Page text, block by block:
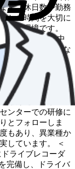
す。休日数や勤務
との時間を大切に
きる環境です。
ブランド力＞ 中
員として、強固な
スマホアプリ
連携したコミュ
、地域に根差した
験者も安心の教
験からのスター
ンターでの研修に
とフォローしま
もあり、異業種か
しています。 ＜
ライブレコーダ
完備し、ドライバ